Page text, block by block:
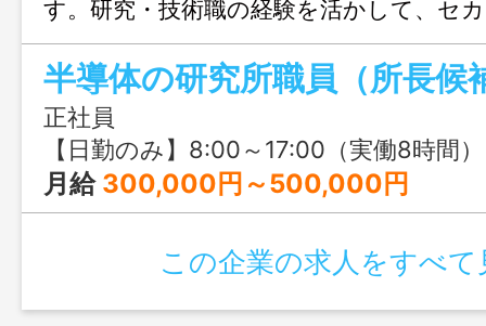
す。研究・技術職の経験を活かして、セ
を描きませんか？
半導体の研究所職員（所長候
正社員
【日勤のみ】8:00～17:00（実働8時間）
月給 300,000円～500,000円
この企業の求人をすべて